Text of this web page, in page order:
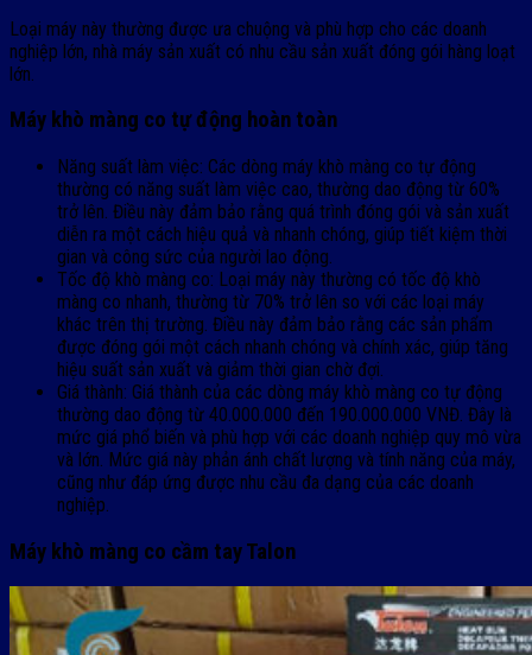
Loại máy này thường được ưa chuộng và phù hợp cho các doanh
nghiệp lớn, nhà máy sản xuất có nhu cầu sản xuất đóng gói hàng loạt
lớn.
Máy khò màng co tự động hoàn toàn
Năng suất làm việc: Các dòng máy khò màng co tự động
thường có năng suất làm việc cao, thường dao động từ 60%
trở lên. Điều này đảm bảo rằng quá trình đóng gói và sản xuất
diễn ra một cách hiệu quả và nhanh chóng, giúp tiết kiệm thời
gian và công sức của người lao động.
Tốc độ khò màng co: Loại máy này thường có tốc độ khò
màng co nhanh, thường từ 70% trở lên so với các loại máy
khác trên thị trường. Điều này đảm bảo rằng các sản phẩm
được đóng gói một cách nhanh chóng và chính xác, giúp tăng
hiệu suất sản xuất và giảm thời gian chờ đợi.
Giá thành: Giá thành của các dòng máy khò màng co tự động
thường dao động từ 40.000.000 đến 190.000.000 VNĐ. Đây là
mức giá phổ biến và phù hợp với các doanh nghiệp quy mô vừa
và lớn. Mức giá này phản ánh chất lượng và tính năng của máy,
cũng như đáp ứng được nhu cầu đa dạng của các doanh
nghiệp.
Máy khò màng co cầm tay Talon